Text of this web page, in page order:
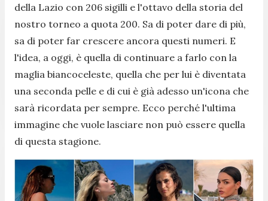
della Lazio con 206 sigilli e l'ottavo della storia del
nostro torneo a quota 200. Sa di poter dare di più,
sa di poter far crescere ancora questi numeri. E
l'idea, a oggi, è quella di continuare a farlo con la
maglia biancoceleste, quella che per lui è diventata
una seconda pelle e di cui è già adesso un'icona che
sarà ricordata per sempre. Ecco perché l'ultima
immagine che vuole lasciare non può essere quella
di questa stagione.